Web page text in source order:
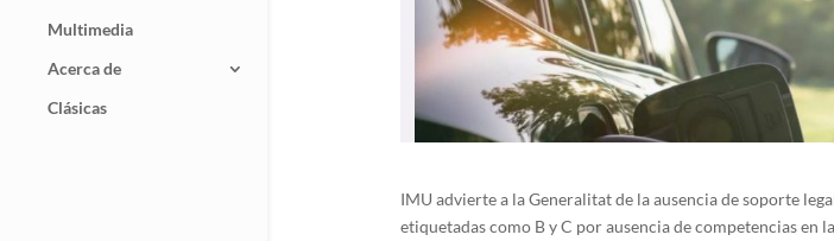
Multimedia
Acerca de
Clásicas
IMU advierte a la Generalitat de la ausencia de soporte
etiquetadas como B y C por ausencia de competencias en